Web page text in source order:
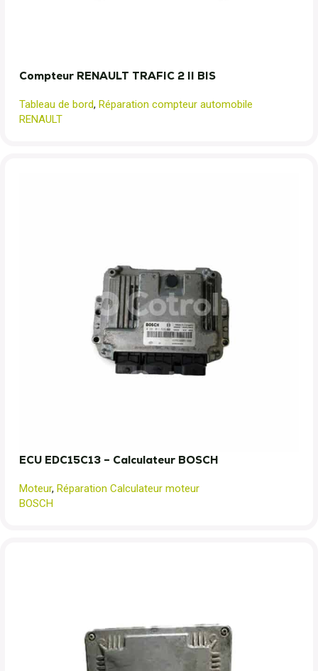
Compteur RENAULT TRAFIC 2 II BIS
Tableau de bord, Réparation compteur automobile
RENAULT
ECU EDC15C13 – Calculateur BOSCH
Moteur, Réparation Calculateur moteur
BOSCH